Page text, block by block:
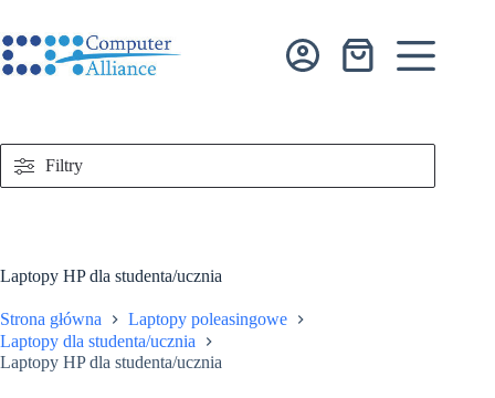
treści
Koszyk
Laptopy HP dla studenta/ucznia
Strona główna
Laptopy poleasingowe
Laptopy dla studenta/ucznia
Laptopy HP dla studenta/ucznia
Filtry